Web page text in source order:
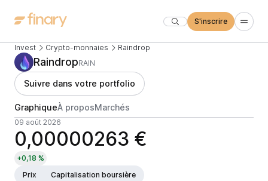
S'inscrire
Invest Crypto-monnaies Raindrop
RaindropRAIN
Suivre dans votre portfolio
GraphiqueÀ proposMarchés
09 août 2026
0,00000263 €
+0,18 %
Prix
Capitalisation boursière